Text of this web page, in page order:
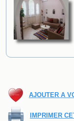
AJOUTER A
IMPRIMER